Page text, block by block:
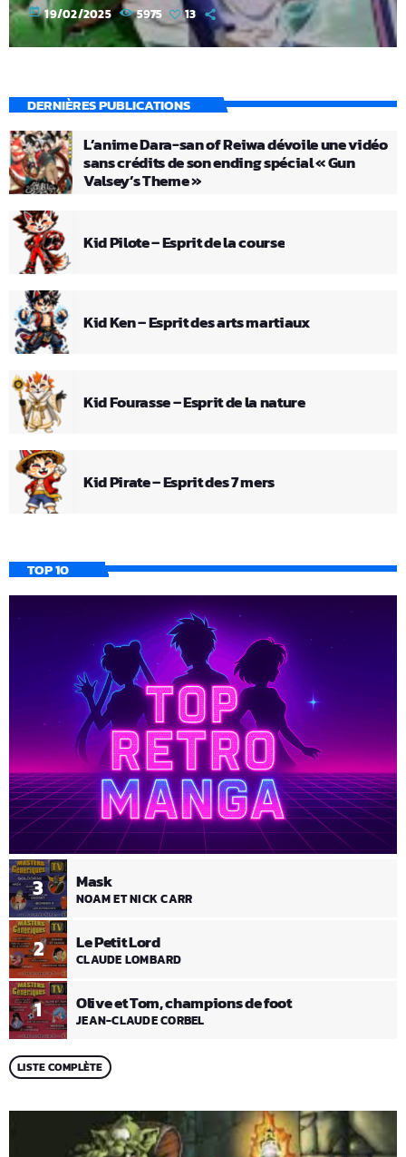
today 19/02/2025 5975 13
DERNIÈRES PUBLICATIONS
L’anime Dara-san of Reiwa dévoile une vidéo
sans crédits de son ending spécial « Gun
Valsey’s Theme »
Kid Pilote – Esprit de la course
Kid Ken – Esprit des arts martiaux
Kid Fourasse – Esprit de la nature
Kid Pirate – Esprit des 7 mers
TOP 10
1 Olive et Tom, champions de foot
JEAN-CLAUDE CORBEL
2 Le Petit Lord
CLAUDE LOMBARD
3 Mask
NOAM ET NICK CARR
LISTE COMPLÈTE